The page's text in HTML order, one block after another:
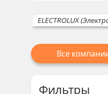
ELECTROLUX
Все
Фильтры